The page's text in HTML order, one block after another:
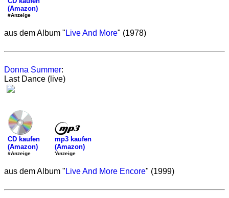
(Amazon)
#Anzeige
aus dem Album " Live And More" (1978)
Donna Summer:
Last Dance (live)
CD kaufen
(Amazon)
#Anzeige
mp3 kaufen
(Amazon)
'Anzeige
aus dem Album " Live And More Encore" (1999)